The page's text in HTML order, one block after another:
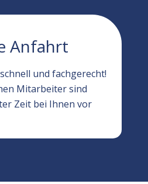
Anfahrt
und fachgerecht!
Mitarbeiter sind
Zeit bei Ihnen vor